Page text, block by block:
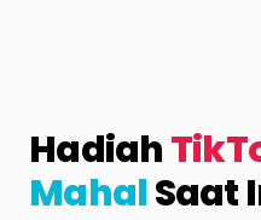
Hadiah
MahalSaat